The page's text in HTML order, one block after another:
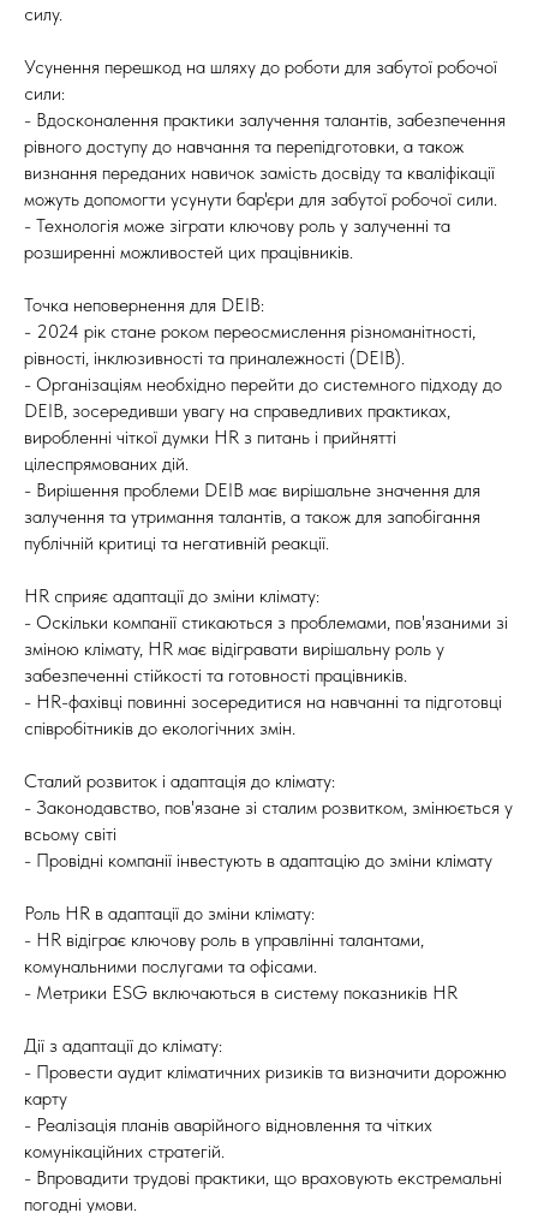
силу.
Усунення перешкод на шляху до роботи для забутої робочої
сили:
- Вдосконалення практики залучення талантів, забезпечення
рівного доступу до навчання та перепідготовки, а також
визнання переданих навичок замість досвіду та кваліфікації
можуть допомогти усунути бар'єри для забутої робочої сили.
- Технологія може зіграти ключову роль у залученні та
розширенні можливостей цих працівників.
Точка неповернення для DEIB:
- 2024 рік стане роком переосмислення різноманітності,
рівності, інклюзивності та приналежності (DEIB).
- Організаціям необхідно перейти до системного підходу до
DEIB, зосередивши увагу на справедливих практиках,
виробленні чіткої думки HR з питань і прийнятті
цілеспрямованих дій.
- Вирішення проблеми DEIB має вирішальне значення для
залучення та утримання талантів, а також для запобігання
публічній критиці та негативній реакції.
HR сприяє адаптації до зміни клімату:
- Оскільки компанії стикаються з проблемами, пов'язаними зі
зміною клімату, HR має відігравати вирішальну роль у
забезпеченні стійкості та готовності працівників.
- HR-фахівці повинні зосередитися на навчанні та підготовці
співробітників до екологічних змін.
Сталий розвиток і адаптація до клімату:
- Законодавство, пов'язане зі сталим розвитком, змінюється у
всьому світі
- Провідні компанії інвестують в адаптацію до зміни клімату
Роль HR в адаптації до зміни клімату:
- HR відіграє ключову роль в управлінні талантами,
комунальними послугами та офісами.
- Метрики ESG включаються в систему показників HR
Дії з адаптації до клімату:
- Провести аудит кліматичних ризиків та визначити дорожню
карту
- Реалізація планів аварійного відновлення та чітких
комунікаційних стратегій.
- Впровадити трудові практики, що враховують екстремальні
погодні умови.